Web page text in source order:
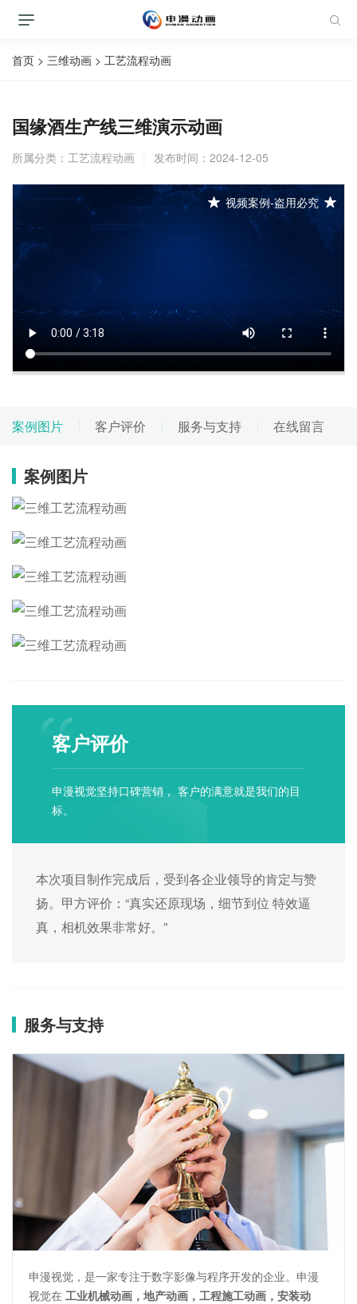
首页 > 三维动画 > 工艺流程动画
国缘酒生产线三维演示动画
所属分类： 工艺流程动画 发布时间：2024-12-05
视频案例-盗用必究
案例图片 客户评价 服务与支持 在线留言
案例图片
客户评价
申漫视觉坚持口碑营销， 客户的满意就是我们的目
标。
本次项目制作完成后，受到各企业领导的肯定与赞
扬。甲方评价：“真实还原现场，细节到位 特效逼
真，相机效果非常好。”
服务与支持
申漫视觉，是一家专注于数字影像与程序开发的企业。申漫
视觉在 工业机械动画，地产动画，工程施工动画，安装动